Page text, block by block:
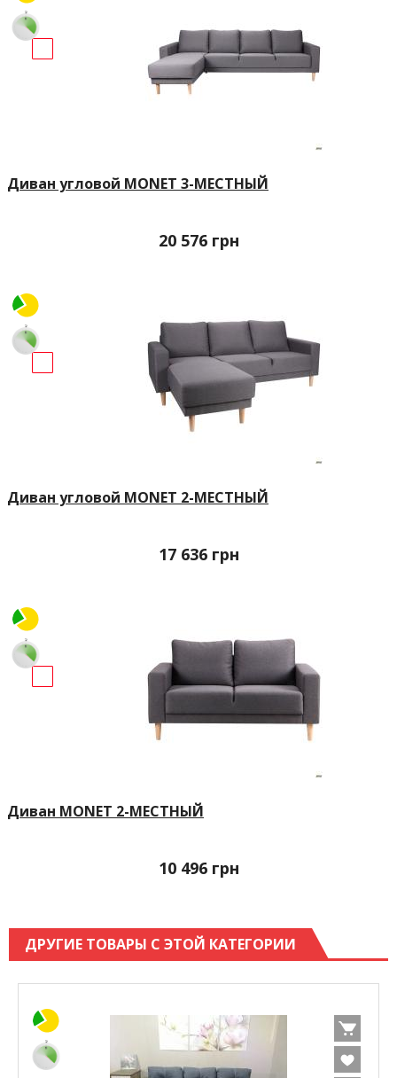
Диван угловой MONET 3-МЕСТНЫЙ
20 576 грн
Диван угловой MONET 2-МЕСТНЫЙ
17 636 грн
Диван MONET 2-МЕСТНЫЙ
10 496 грн
ДРУГИЕ ТОВАРЫ С ЭТОЙ КАТЕГОРИИ